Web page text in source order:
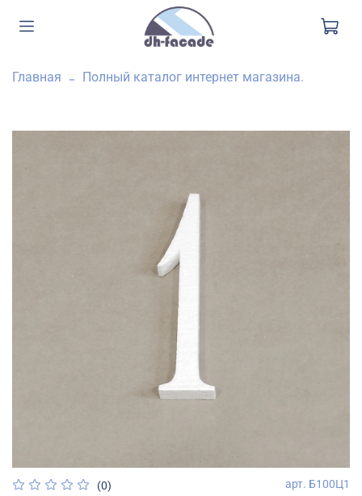
Главная Полный каталог интернет магазина.
(0) арт. Б100Ц1